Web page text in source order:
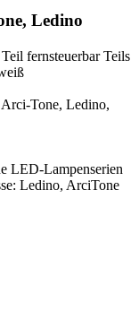
Ledino
fernsteuerbar Teils
Tone, Ledino,
LED-Lampenserien
Ledino, ArciTone